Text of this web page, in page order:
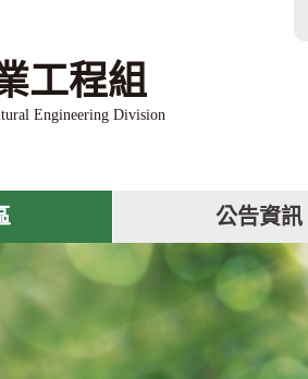
工程組
Engineering Division
公告資訊